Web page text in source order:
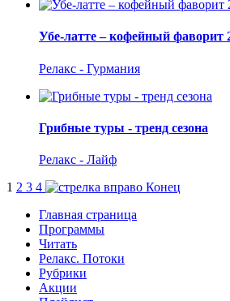
Убе-латте – кофейный фаворит
Релакс - Гурмания
Грибные туры - тренд сезона
Релакс - Лайф
1 2 3 4
Конец
Главная страница
Программы
Читать
Релакс. Потоки
Рубрики
Акции